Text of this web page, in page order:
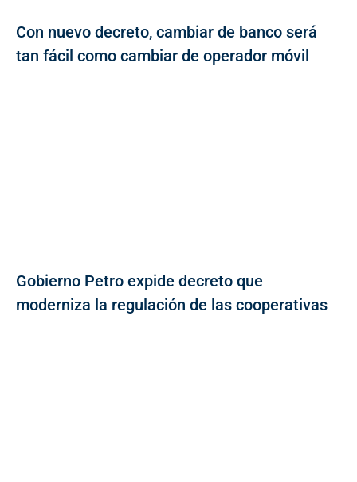
Con nuevo decreto, cambiar de banco será
tan fácil como cambiar de operador móvil
Gobierno Petro expide decreto que
moderniza la regulación de las cooperativas